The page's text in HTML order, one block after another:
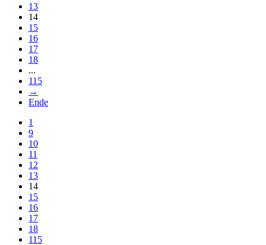
13
14
15
16
17
18
...
115
→
Ende
1
9
10
11
12
13
14
15
16
17
18
115